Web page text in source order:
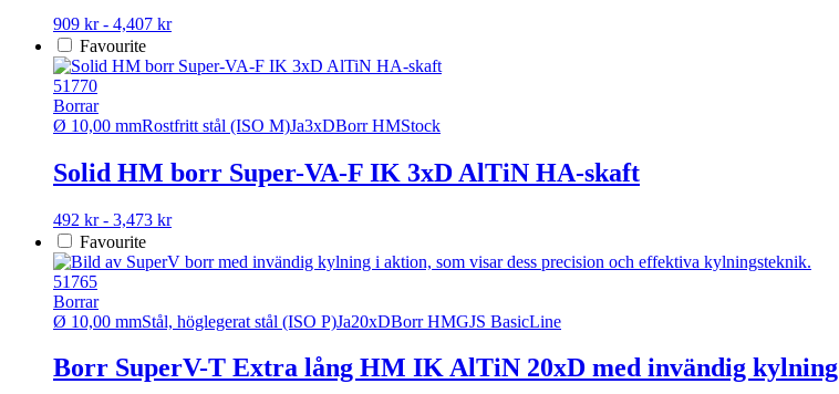
på
909 kr - 4,407 krDen
produkten
varianter.
olika
alternativen
väljas
produktsidan
Favourite
51770
Borrar
Ø 10,00 mmRostfritt stål (ISO M)Ja3xDBorr HMStock
Solid HM borr Super-VA-F IK 3xD AlTiN HA-skaft
492 kr - 3,473 krDen
produkten
varianter.
olika
alternativen
Favourite
51765
Borrar
Ø 10,00 mmStål, höglegerat stål (ISO P)Ja20xDBorr HMGJS BasicLine
Borr SuperV-T Extra lång HM IK AlTiN 20xD med invändig kylning